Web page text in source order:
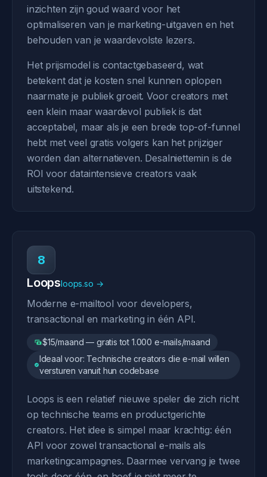
inzichten zijn goud waard voor het
optimaliseren van je marketing-uitgaven en het
behouden van je waardevolste lezers.
Het prijsmodel is contactgebaseerd, wat
betekent dat je kosten snel kunnen oplopen
naarmate je publiek groeit. Voor creators met
een klein maar waardevol publiek is dat
acceptabel, maar als je een brede top-of-funnel
hebt met veel gratis volgers kan het prijziger
worden dan alternatieven. Desalniettemin is de
ROI voor dataintensieve creators vaak
uitstekend.
8
Loopsloops.so →
Moderne e-mailtool voor developers,
transactional en marketing in één API.
$15/maand — gratis tot 1.000 e-mails/maand
Ideaal voor: Technische creators die e-mail willen
versturen vanuit hun codebase
Loops is een relatief nieuwe speler die zich richt
op technische teams en productgerichte
creators. Het idee is simpel maar krachtig: één
API voor zowel transactional e-mails als
marketingcampagnes. Daarmee vervang je twee